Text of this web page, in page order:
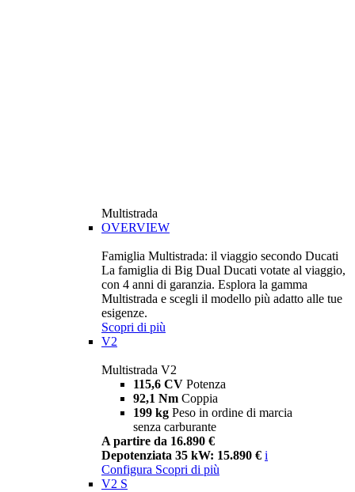
Multistrada
OVERVIEW
Famiglia Multistrada: il viaggio secondo Ducati
La famiglia di Big Dual Ducati votate al viaggio,
con 4 anni di garanzia. Esplora la gamma
Multistrada e scegli il modello più adatto alle tue
esigenze.
Scopri di più
V2
Multistrada V2
115,6 CV Potenza
92,1 Nm Coppia
199 kg Peso in ordine di marcia
senza carburante
A partire da 16.890 €
Depotenziata 35 kW: 15.890 € i
Configura Scopri di più
V2 S